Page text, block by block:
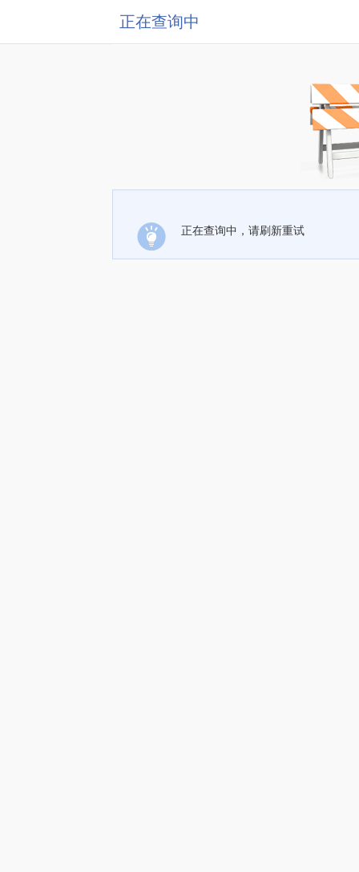
正在查询中
正在查询中，请刷新重试